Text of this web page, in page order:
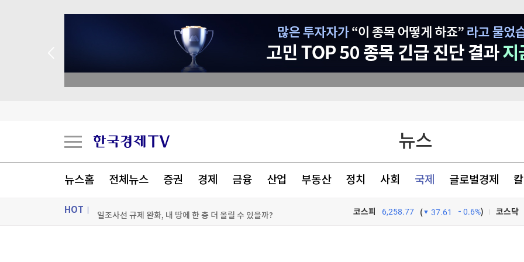
뉴스
뉴스홈 전체뉴스 증권 경제 금융 산업 부동산 정치 사회 국제 글로벌경제
HOT
韓 독도 해양조사 딴지거는 日…"강한 유감"
[속보]기름값 또 내렸다
일조사선 규제 완화, 내 땅에 한 층 더 올릴 수 있을까? 코스피 6,258.77 ( 37.61 0.6%) 코스닥